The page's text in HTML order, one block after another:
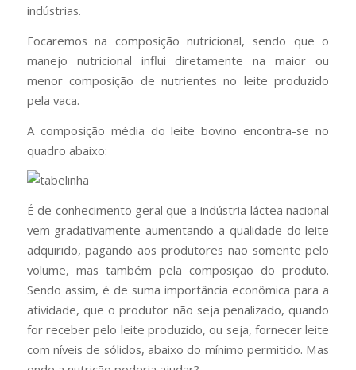
indústrias.
Focaremos na composição nutricional, sendo que o
manejo nutricional influi diretamente na maior ou
menor composição de nutrientes no leite produzido
pela vaca.
A composição média do leite bovino encontra-se no
quadro abaixo:
É de conhecimento geral que a indústria láctea nacional
vem gradativamente aumentando a qualidade do leite
adquirido, pagando aos produtores não somente pelo
volume, mas também pela composição do produto.
Sendo assim, é de suma importância econômica para a
atividade, que o produtor não seja penalizado, quando
for receber pelo leite produzido, ou seja, fornecer leite
com níveis de sólidos, abaixo do mínimo permitido. Mas